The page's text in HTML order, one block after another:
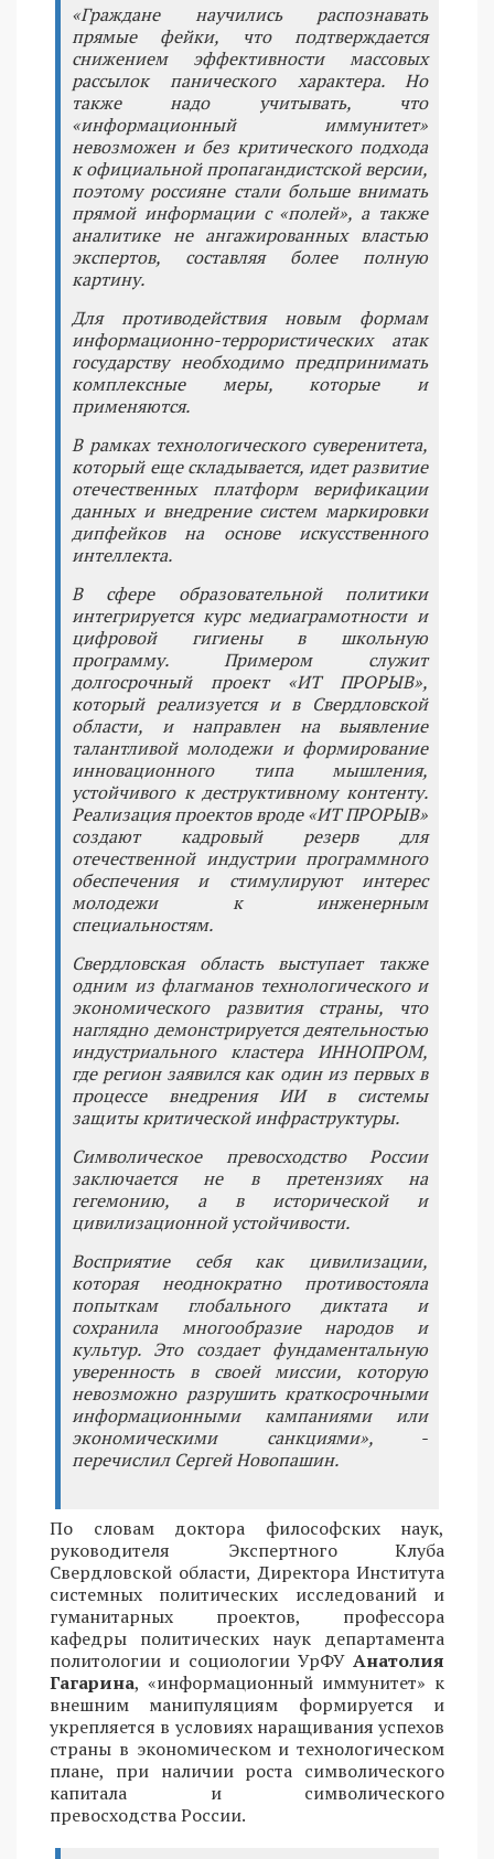
«Граждане научились распознавать
прямые фейки, что подтверждается
снижением эффективности массовых
рассылок панического характера. Но
также надо учитывать, что
«информационный иммунитет»
невозможен и без критического подхода
к официальной пропагандистской версии,
поэтому россияне стали больше внимать
прямой информации с «полей», а также
аналитике не ангажированных властью
экспертов, составляя более полную
картину.
Для противодействия новым формам
информационно-террористических атак
государству необходимо предпринимать
комплексные меры, которые и
применяются.
В рамках технологического суверенитета,
который еще складывается, идет развитие
отечественных платформ верификации
данных и внедрение систем маркировки
дипфейков на основе искусственного
интеллекта.
В сфере образовательной политики
интегрируется курс медиаграмотности и
цифровой гигиены в школьную
программу. Примером служит
долгосрочный проект «ИТ ПРОРЫВ»,
который реализуется и в Свердловской
области, и направлен на выявление
талантливой молодежи и формирование
инновационного типа мышления,
устойчивого к деструктивному контенту.
Реализация проектов вроде «ИТ ПРОРЫВ»
создают кадровый резерв для
отечественной индустрии программного
обеспечения и стимулируют интерес
молодежи к инженерным
специальностям.
Свердловская область выступает также
одним из флагманов технологического и
экономического развития страны, что
наглядно демонстрируется деятельностью
индустриального кластера ИННОПРОМ,
где регион заявился как один из первых в
процессе внедрения ИИ в системы
защиты критической инфраструктуры.
Символическое превосходство России
заключается не в претензиях на
гегемонию, а в исторической и
цивилизационной устойчивости.
Восприятие себя как цивилизации,
которая неоднократно противостояла
попыткам глобального диктата и
сохранила многообразие народов и
культур. Это создает фундаментальную
уверенность в своей миссии, которую
невозможно разрушить краткосрочными
информационными кампаниями или
экономическими санкциями», -
перечислил Сергей Новопашин.
По словам доктора философских наук,
руководителя Экспертного Клуба
Свердловской области, Директора Института
системных политических исследований и
гуманитарных проектов, профессора
кафедры политических наук департамента
политологии и социологии УрФУ Анатолия
Гагарина, «информационный иммунитет» к
внешним манипуляциям формируется и
укрепляется в условиях наращивания успехов
страны в экономическом и технологическом
плане, при наличии роста символического
капитала и символического
превосходства России.